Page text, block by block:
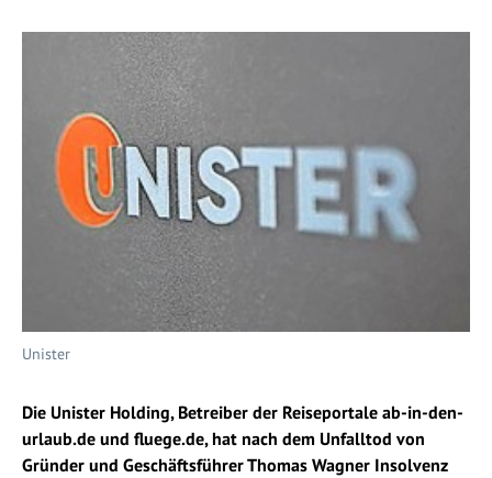
Unister
Die Unister Holding, Betreiber der Reiseportale ab-in-den-
urlaub.de und fluege.de, hat nach dem Unfalltod von
Gründer und Geschäftsführer Thomas Wagner Insolvenz